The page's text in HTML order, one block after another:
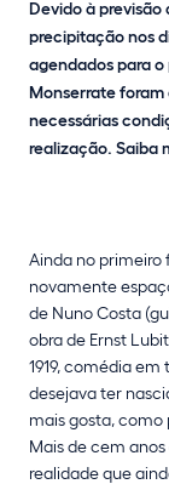
Devido à
precipitação nos
agendados para
Monserrate foram
necessárias
realização. Saiba
Ainda no primeiro
novamente
de Nuno Costa
obra de Ernst
1919, comédia
desejava ter
mais gosta, como
Mais de cem
realidade que